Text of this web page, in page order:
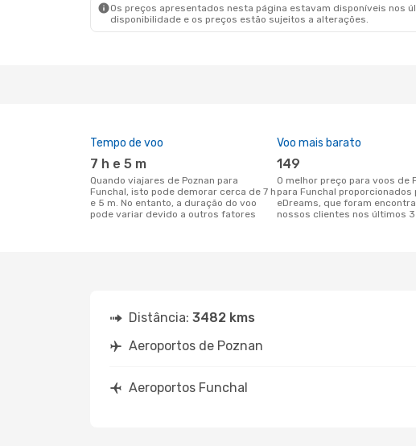
Os preços apresentados nesta página estavam disponíveis nos
disponibilidade e os preços estão sujeitos a alterações.
Tempo de voo
7 h e 5 m
Quando viajares de Poznan para
Funchal, isto pode demorar cerca de 7 h
e 5 m. No entanto, a duração do voo
pode variar devido a outros fatores
Voo mais barato
149
O melhor preço para voos de Poznan
para Funchal proporcionados
eDreams, que foram
nossos clientes nos últimos
Distância: 3482 kms
Aeroportos de Poznan
Aeroportos Funchal